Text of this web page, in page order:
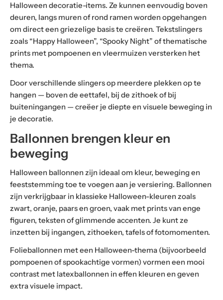
Halloween decoratie-items. Ze kunnen eenvoudig boven
deuren, langs muren of rond ramen worden opgehangen
om direct een griezelige basis te creëren. Tekstslingers
zoals “Happy Halloween”, “Spooky Night” of thematische
prints met pompoenen en vleermuizen versterken het
thema.
Door verschillende slingers op meerdere plekken op te
hangen — boven de eettafel, bij de zithoek of bij
buiteningangen — creëer je diepte en visuele beweging in
je decoratie.
Ballonnen brengen kleur en
beweging
Halloween ballonnen zijn ideaal om kleur, beweging en
feeststemming toe te voegen aan je versiering. Ballonnen
zijn verkrijgbaar in klassieke Halloween-kleuren zoals
zwart, oranje, paars en groen, vaak met prints van enge
figuren, teksten of glimmende accenten. Je kunt ze
inzetten bij ingangen, zithoeken, tafels of fotomomenten.
Folieballonnen met een Halloween-thema (bijvoorbeeld
pompoenen of spookachtige vormen) vormen een mooi
contrast met latexballonnen in effen kleuren en geven
extra visuele impact.